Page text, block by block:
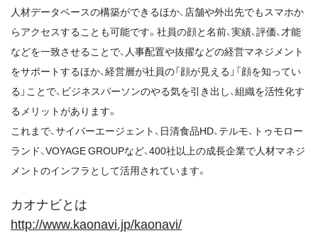
人材データベースの構築ができるほか、店舗や外出先でもスマホか
らアクセスすることも可能です。社員の顔と名前、実績、評価、才能
などを一致させることで、人事配置や抜擢などの経営マネジメント
をサポートするほか、経営層が社員の「顔が見える」「顔を知ってい
る」ことで、ビジネスパーソンのやる気を引き出し、組織を活性化す
るメリットがあります。
これまで、サイバーエージェント、日清食品HD、テルモ、トゥモロー
ランド、VOYAGE GROUPなど、400社以上の成長企業で人材マネジ
メントのインフラとして活用されています。
カオナビとは
http://www.kaonavi.jp/kaonavi/